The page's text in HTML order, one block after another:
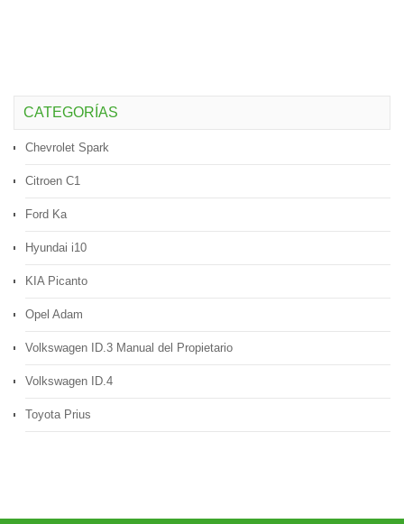
CATEGORÍAS
Chevrolet Spark
Citroen C1
Ford Ka
Hyundai i10
KIA Picanto
Opel Adam
Volkswagen ID.3 Manual del Propietario
Volkswagen ID.4
Toyota Prius